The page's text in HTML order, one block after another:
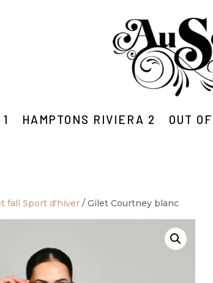
HAMPTONS RIVIERA 2 OUT
fall Sport d'hiver / Gilet Courtney blanc